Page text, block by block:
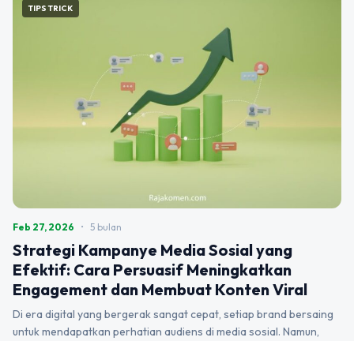
TIPS TRICK
Feb 27, 2026 • 5 bulan
Strategi Kampanye Media Sosial yang
Efektif: Cara Persuasif Meningkatkan
Engagement dan Membuat Konten Viral
Di era digital yang bergerak sangat cepat, setiap brand bersaing
untuk mendapatkan perhatian audiens di media sosial. Namun,